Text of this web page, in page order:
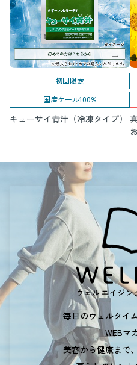
初回限定
国産ケール100%
キューサイ青汁（冷凍タイプ）
毎日のウェルタイ
WEBマ
美容から健康まで